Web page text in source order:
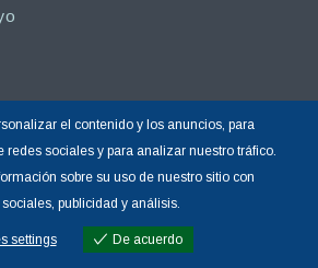
el contenido y los anuncios, para
redes sociales y para analizar nuestro tráfico.
sobre su uso de nuestro sitio con
publicidad y análisis.
settings De acuerdo
Cookies settings